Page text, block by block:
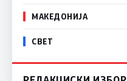
МАКЕДОНИЈА
СВЕТ